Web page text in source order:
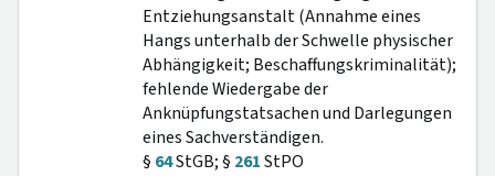
Entziehungsanstalt (Annahme eines
Hangs unterhalb der Schwelle physischer
Abhängigkeit; Beschaffungskriminalität);
fehlende Wiedergabe der
Anknüpfungstatsachen und Darlegungen
eines Sachverständigen.
§ 64StGB; § 261StPO